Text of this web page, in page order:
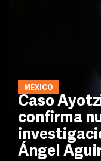
MÉXICO
Caso
confirma
Ángel